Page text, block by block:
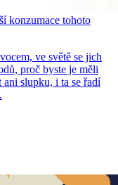
konzumace tohoto
ve světě se jich
proč byste je měli
slupku, i ta se řadí